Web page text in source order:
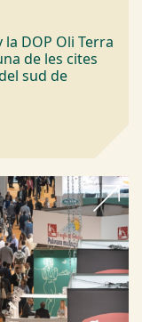
la DOP Oli Terra
de les cites
sud de